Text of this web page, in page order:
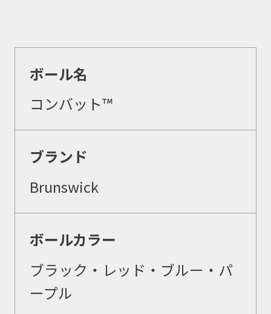
ボール名
コンバット™
ブランド
Brunswick
ボールカラー
ブラック・レッド・ブルー・パ
ープル